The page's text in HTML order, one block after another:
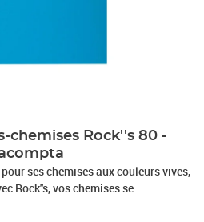
chemises Rock''s 80 -
ses chemises aux couleurs vives,
Rock''s, vos chemises se
couleur devient facile à repérer